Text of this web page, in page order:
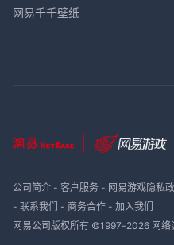
网易千千壁纸
公司简介- 客户服务- 网易游戏隐私
- 联系我们 - 商务合作- 加入我们
网易公司版权所有 ©1997-2026 网